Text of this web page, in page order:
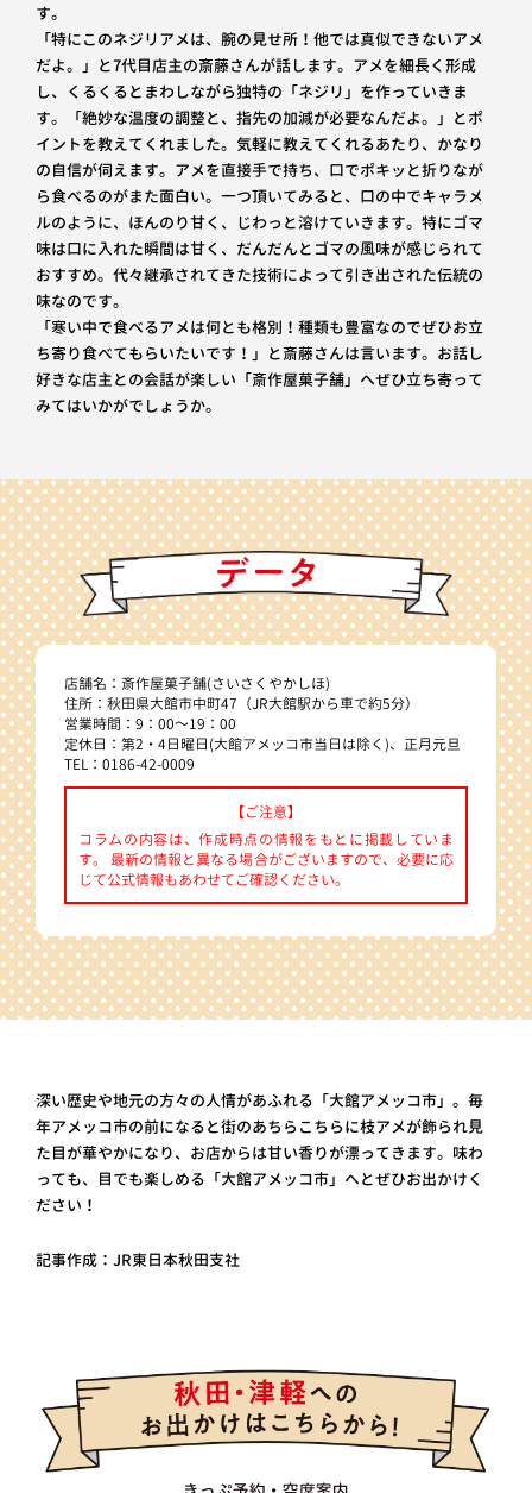
す。
「特にこのネジリアメは、腕の見せ所！他では真似できないアメ
だよ。」と7代目店主の斎藤さんが話します。アメを細長く形成
し、くるくるとまわしながら独特の「ネジリ」を作っていきま
す。「絶妙な温度の調整と、指先の加減が必要なんだよ。」とポ
イントを教えてくれました。気軽に教えてくれるあたり、かなり
の自信が伺えます。アメを直接手で持ち、口でポキッと折りなが
ら食べるのがまた面白い。一つ頂いてみると、口の中でキャラメ
ルのように、ほんのり甘く、じわっと溶けていきます。特にゴマ
味は口に入れた瞬間は甘く、だんだんとゴマの風味が感じられて
おすすめ。代々継承されてきた技術によって引き出された伝統の
味なのです。
「寒い中で食べるアメは何とも格別！種類も豊富なのでぜひお立
ち寄り食べてもらいたいです！」と斎藤さんは言います。お話し
好きな店主との会話が楽しい「斎作屋菓子舗」へぜひ立ち寄って
みてはいかがでしょうか。
店舗名：斎作屋菓子舗(さいさくやかしほ)
住所：秋田県大館市中町47（JR大館駅から車で約5分）
営業時間：9：00～19：00
定休日：第2・4日曜日(大館アメッコ市当日は除く)、正月元旦
TEL：0186-42-0009
【ご注意】
コラムの内容は、作成時点の情報をもとに掲載していま
す。 最新の情報と異なる場合がございますので、必要に応
じて公式情報もあわせてご確認ください。
深い歴史や地元の方々の人情があふれる「大館アメッコ市」。毎
年アメッコ市の前になると街のあちらこちらに枝アメが飾られ見
た目が華やかになり、お店からは甘い香りが漂ってきます。味わ
っても、目でも楽しめる「大館アメッコ市」へとぜひお出かけく
ださい！
記事作成：JR東日本秋田支社